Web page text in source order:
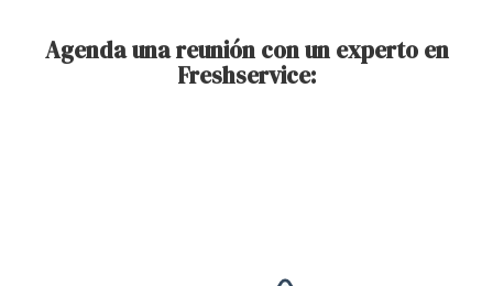
Agenda una reunión con un experto en
Freshservice: